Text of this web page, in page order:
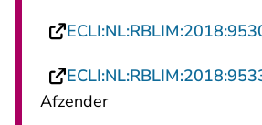
Afzender